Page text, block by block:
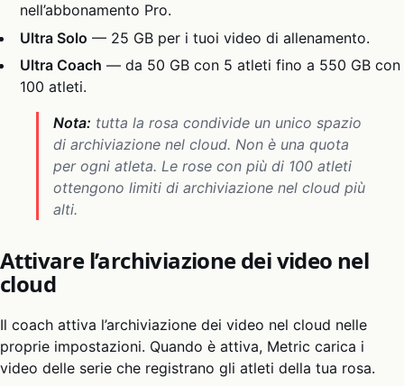
nell’abbonamento Pro.
Ultra Solo — 25 GB per i tuoi video di allenamento.
Ultra Coach — da 50 GB con 5 atleti fino a 550 GB con
100 atleti.
Nota: tutta la rosa condivide un unico spazio
di archiviazione nel cloud. Non è una quota
per ogni atleta. Le rose con più di 100 atleti
ottengono limiti di archiviazione nel cloud più
alti.
Attivare l’archiviazione dei video nel
cloud
Il coach attiva l’archiviazione dei video nel cloud nelle
proprie impostazioni. Quando è attiva, Metric carica i
video delle serie che registrano gli atleti della tua rosa.